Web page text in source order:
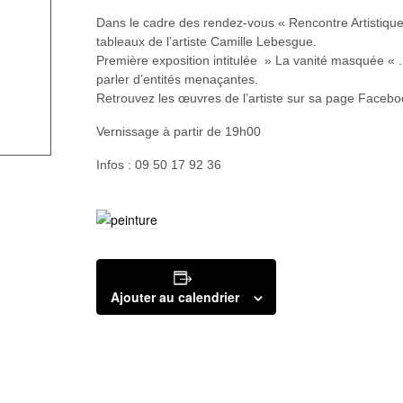
Dans le cadre des rendez-vous « Rencontre
tableaux de l’artiste Camille Lebesgue.
Première exposition intitulée » La vanité masquée
parler d’entités menaçantes.
Retrouvez les œuvres de l’artiste sur sa page
Vernissage à partir de 19h00
Infos : 09 50 17 92 36
Ajouter au calendrier